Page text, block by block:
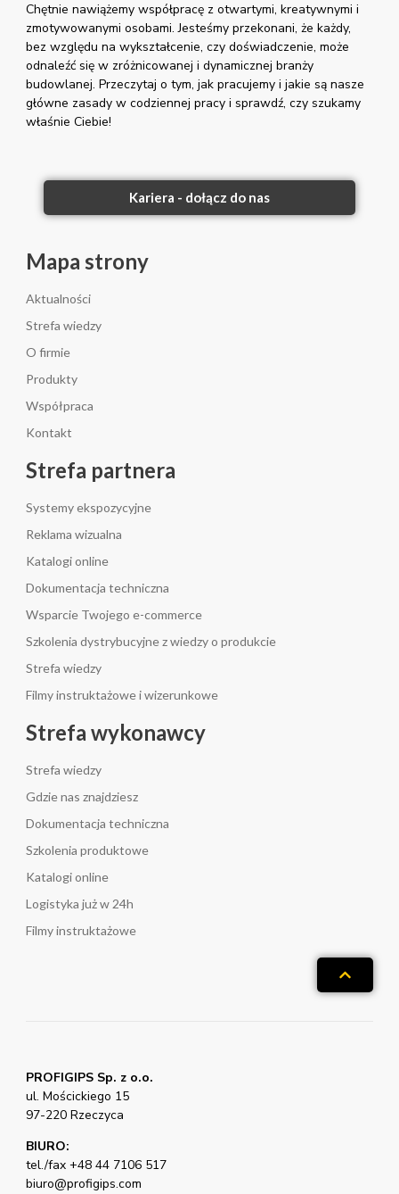
Chętnie nawiążemy współpracę z otwartymi, kreatywnymi i
zmotywowanymi osobami. Jesteśmy przekonani, że każdy,
bez względu na wykształcenie, czy doświadczenie, może
odnaleźć się w zróżnicowanej i dynamicznej branży
budowlanej. Przeczytaj o tym, jak pracujemy i jakie są nasze
główne zasady w codziennej pracy i sprawdź, czy szukamy
właśnie Ciebie!
Kariera - dołącz do nas
Mapa strony
Aktualności
Strefa wiedzy
O firmie
Produkty
Współpraca
Kontakt
Strefa partnera
Systemy ekspozycyjne
Reklama wizualna
Katalogi online
Dokumentacja techniczna
Wsparcie Twojego e-commerce
Szkolenia dystrybucyjne z wiedzy o produkcie
Strefa wiedzy
Filmy instruktażowe i wizerunkowe
Strefa wykonawcy
Strefa wiedzy
Gdzie nas znajdziesz
Dokumentacja techniczna
Szkolenia produktowe
Katalogi online
Logistyka już w 24h
Filmy instruktażowe
PROFIGIPS Sp. z o.o.
ul. Mościckiego 15
97-220 Rzeczyca
BIURO:
tel./fax +48 44 7106 517
biuro@profigips.com